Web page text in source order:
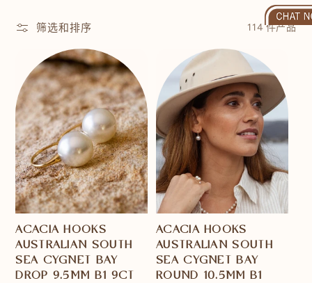
筛选和排序 114 件产品
ACACIA HOOKS
AUSTRALIAN SOUTH
SEA CYGNET BAY
DROP 9.5MM B1 9CT
ACACIA HOOKS
AUSTRALIAN SOUTH
SEA CYGNET BAY
ROUND 10.5MM B1